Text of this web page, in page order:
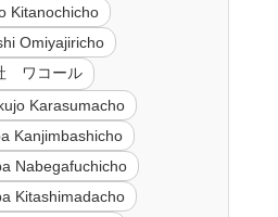
Kitanochicho
Omiyajiricho
ワコール
Karasumacho
Kanjimbashicho
Nabegafuchicho
Kitashimadacho